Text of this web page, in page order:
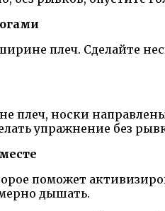
плеч. Сделайте
плеч, носки
упражнение без
поможет
дышать.